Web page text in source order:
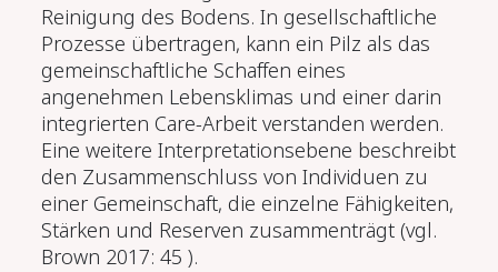
Reinigung des Bodens. In gesellschaftliche
Prozesse übertragen, kann ein Pilz als das
gemeinschaftliche Schaffen eines
angenehmen Lebensklimas und einer darin
integrierten Care-Arbeit verstanden werden.
Eine weitere Interpre­tationsebene beschreibt
den Zusammenschluss von Individuen zu
einer Gemeinschaft, die einzelne Fähigkeiten,
Stärken und Reserven zusam­menträgt (vgl.
Brown 2017: 45 ).